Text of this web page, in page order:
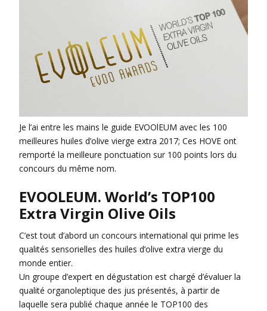
Je l’ai entre les mains le guide EVOOlEUM avec les 100
meilleures huiles d’olive vierge extra 2017; Ces HOVE ont
remporté la meilleure ponctuation sur 100 points lors du
concours du même nom.
EVOOLEUM. World’s TOP100
Extra Virgin Olive Oils
C’est tout d’abord un concours international qui prime les
qualités sensorielles des huiles d’olive extra vierge du
monde entier.
Un groupe d’expert en dégustation est chargé d’évaluer la
qualité organoleptique des jus présentés, à partir de
laquelle sera publié chaque année le TOP100 des